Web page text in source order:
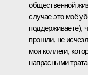
общественной
случае это моё
поддерживаете),
прошли, не
мои коллеги,
напрасными